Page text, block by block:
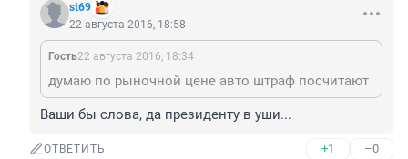
st69
22 августа 2016, 18:58
Гость22 августа 2016, 18:34
думаю по рыночной цене авто штраф посчитают
Ваши бы слова, да президенту в уши...
ОТВЕТИТЬ +1 –0